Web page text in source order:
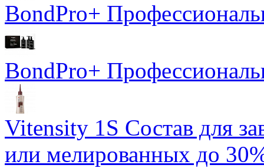
BondPro+
BondPro+
Vitensity 1S Состав для
или мелированных до